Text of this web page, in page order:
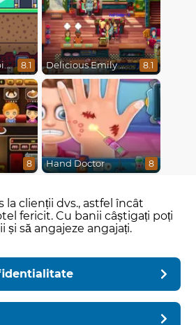
Idle Mining Empire 8.1 Delicious Emily New Beginning 8.1
8 Hand Doctor 8
la clienții dvs., astfel încât
fericit. Cu banii câștigați poți
și să angajeze angajați.